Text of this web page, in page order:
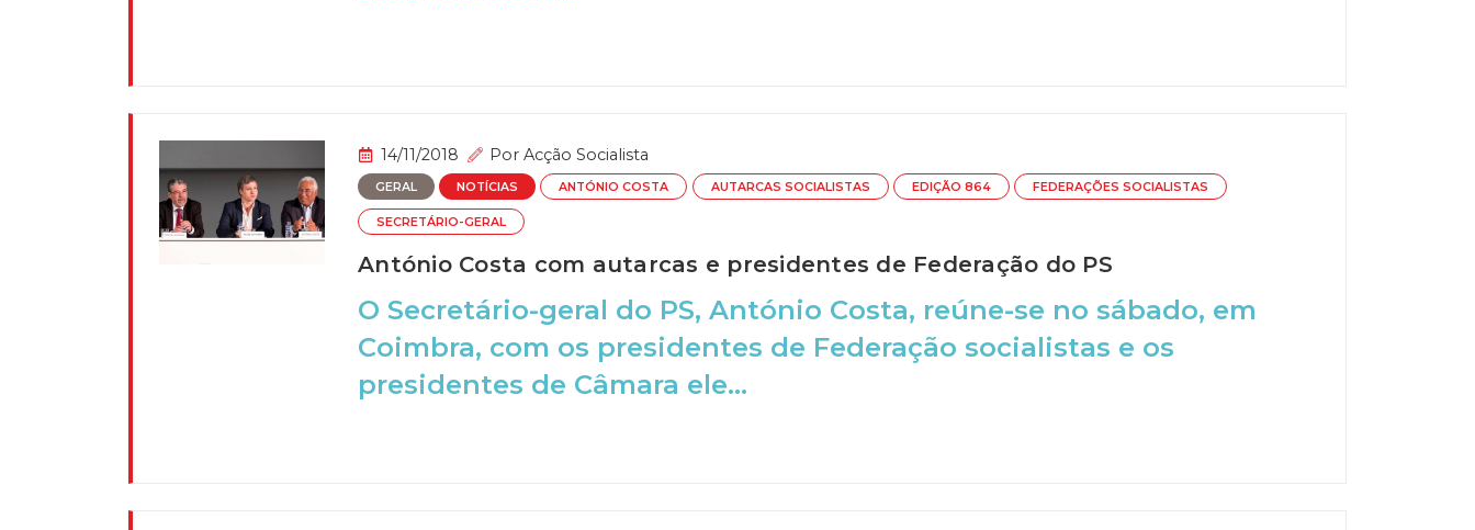
14/11/2018 Por Acção Socialista
GERAL NOTÍCIAS ANTÓNIO COSTA AUTARCAS SOCIALISTAS EDIÇÃO 864 FEDERAÇÕES SOCIALISTAS
SECRETÁRIO-GERAL
António Costa com autarcas e presidentes de Federação do PS
O Secretário-geral do PS, António Costa, reúne-se no sábado, em
Coimbra, com os presidentes de Federação socialistas e os
presidentes de Câmara ele...